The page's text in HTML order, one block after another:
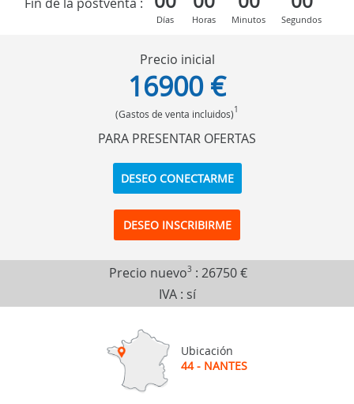
Días Horas Minutos Segundos
Precio inicial
16900 €
(Gastos de venta incluidos)1
PARA PRESENTAR OFERTAS
DESEO CONECTARME
DESEO INSCRIBIRME
Precio nuevo3 : 26750 €
IVA : sí
Ubicación
44 - NANTES